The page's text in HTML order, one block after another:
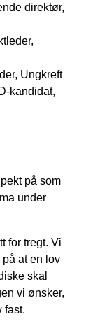
direktør,
Ungkreft
kandidat,
på som
under
for tregt. Vi
på at en lov
skal
vi ønsker,
fast.